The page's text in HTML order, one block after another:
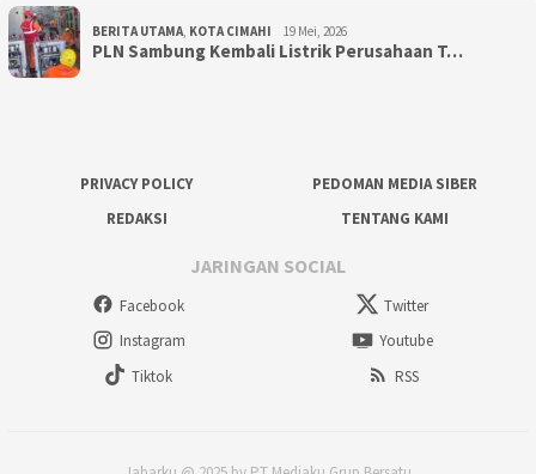
BERITA UTAMA, KOTA CIMAHI 19 Mei, 2026
PLN Sambung Kembali Listrik Perusahaan T…
PRIVACY POLICY
PEDOMAN MEDIA SIBER
REDAKSI
TENTANG KAMI
JARINGAN SOCIAL
Facebook
Twitter
Instagram
Youtube
Tiktok
RSS